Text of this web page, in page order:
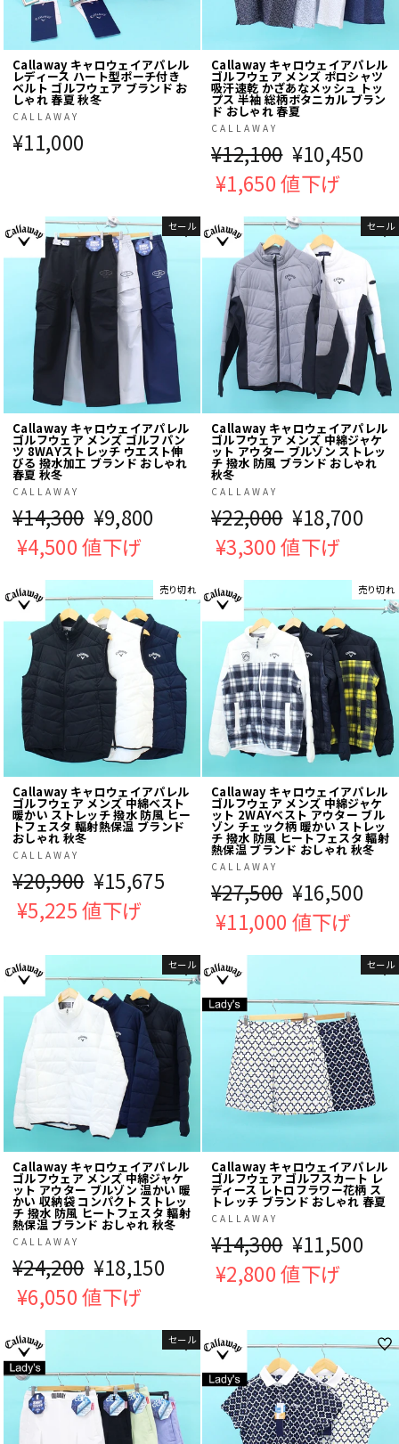
Callaway キャロウェイアパレル
レディース ハート型ポーチ付き
ベルト ゴルフウェア ブランド お
しゃれ 春夏 秋冬
CALLAWAY
¥11,000
Callaway キャロウェイアパレル
ゴルフウェア メンズ ポロシャツ
吸汗速乾 かざあなメッシュ トッ
プス 半袖 総柄ボタニカル ブラン
ド おしゃれ 春夏
CALLAWAY
通
常
格
¥12,100 販
売
価
格
¥10,450
¥1,650 値下げ
セール
Callaway キャロウェイアパレル
ゴルフウェア メンズ ゴルフパン
ツ 8WAYストレッチ ウエスト伸
びる 撥水加工 ブランド おしゃれ
春夏 秋冬
CALLAWAY
通
常
格
¥14,300 販
売
価
格
¥9,800
¥4,500 値下げ
セール
Callaway キャロウェイアパレル
ゴルフウェア メンズ 中綿ジャケ
ット アウター ブルゾン ストレッ
チ 撥水 防風 ブランド おしゃれ
秋冬
CALLAWAY
通
常
格
¥22,000 販
売
価
格
¥18,700
¥3,300 値下げ
売り切れ
Callaway キャロウェイアパレル
ゴルフウェア メンズ 中綿ベスト
暖かい ストレッチ 撥水 防風 ヒー
トフェスタ 輻射熱保温 ブランド
おしゃれ 秋冬
CALLAWAY
通
常
格
¥20,900 販
売
¥15,675
¥5,225 値下げ
売り切れ
Callaway キャロウェイアパレル
ゴルフウェア メンズ 中綿ジャケ
ット 2WAYベスト アウター ブル
ゾン チェック柄 暖かい ストレッ
チ 撥水 防風 ヒートフェスタ 輻射
熱保温 ブランド おしゃれ 秋冬
CALLAWAY
通
常
格
¥27,500 販
売
価
¥16,500
¥11,000 値下げ
セール
Callaway キャロウェイアパレル
ゴルフウェア メンズ 中綿ジャケ
ット アウター ブルゾン 温かい 暖
かい 収納袋 コンパクト ストレッ
チ 撥水 防風 ヒートフェスタ 輻射
熱保温 ブランド おしゃれ 秋冬
CALLAWAY
通
常
格
¥24,200 販
売
価
¥18,150
¥6,050 値下げ
セール
Callaway キャロウェイアパレル
ゴルフウェア ゴルフスカート レ
ディース レトロフラワー花柄 ス
トレッチ ブランド おしゃれ 春夏
CALLAWAY
通
常
格
¥14,300 販
売
格
¥11,500
¥2,800 値下げ
セール